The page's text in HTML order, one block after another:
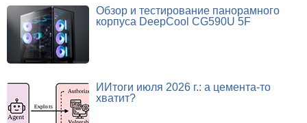
Обзор и тестирование панорамного
корпуса DeepCool CG590U 5F
ИИтоги июля 2026 г.: а цемента-то
хватит?